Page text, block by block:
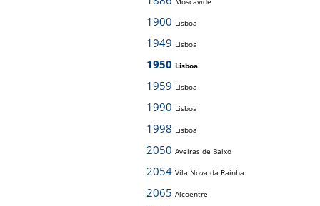
1900 Lisboa
1949 Lisboa
1950 Lisboa
1959 Lisboa
1990 Lisboa
1998 Lisboa
2050 Aveiras de Baixo
2054 Vila Nova da Rainha
2065 Alcoentre